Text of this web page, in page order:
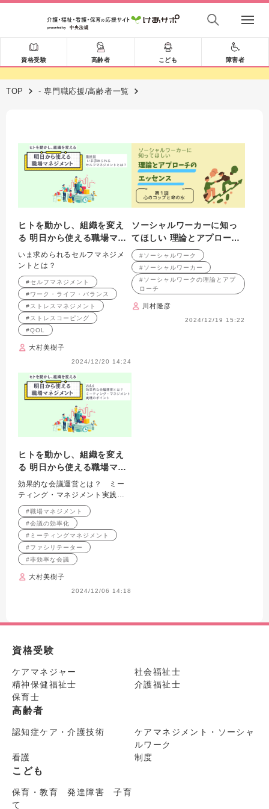
資格受験 高齢者 こども 障害者
TOP - 専門職応援/高齢者一覧
ヒトを動かし、組織を変え
る 明日から使える職場マネ
ジメント 最終回
いま求められるセルフマネジメ
ントとは？
#セルフマネジメント
#ワーク・ライフ・バランス
#ストレスマネジメント
#ストレスコーピング
#QOL
大村美樹子
2024/12/20 14:24
ソーシャルワーカーに知っ
てほしい 理論とアプローチ
のエッセンス 第1回 心の
コップと命の水
#ソーシャルワーク
#ソーシャルワーカー
#ソーシャルワークの理論とアプ
ローチ
川村隆彦
2024/12/19 15:22
ヒトを動かし、組織を変え
る 明日から使える職場マネ
ジメント Vol.4
効果的な会議運営とは？ ミー
ティング・マネジメント実践の
ポイント
#職場マネジメント
#会議の効率化
#ミーティングマネジメント
#ファシリテーター
#非効率な会議
大村美樹子
2024/12/06 14:18
資格受験
ケアマネジャー
社会福祉士
精神保健福祉士
介護福祉士
保育士
高齢者
認知症ケア・介護技術
ケアマネジメント・ソーシャ
ルワーク
看護
制度
こども
保育・教育 発達障害 子育
て